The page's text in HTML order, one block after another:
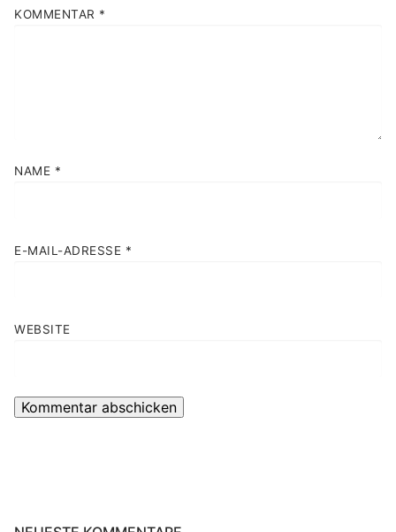
KOMMENTAR *
NAME *
E-MAIL-ADRESSE *
WEBSITE